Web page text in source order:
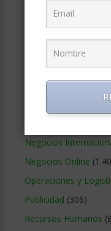
Finanzas Corporativas
Gerencia social y
Gobierno Corporativo
(125)
Marketing(988)
Negocios
Negocios Online
Operaciones y
Publicidad (306)
Recursos Humanos